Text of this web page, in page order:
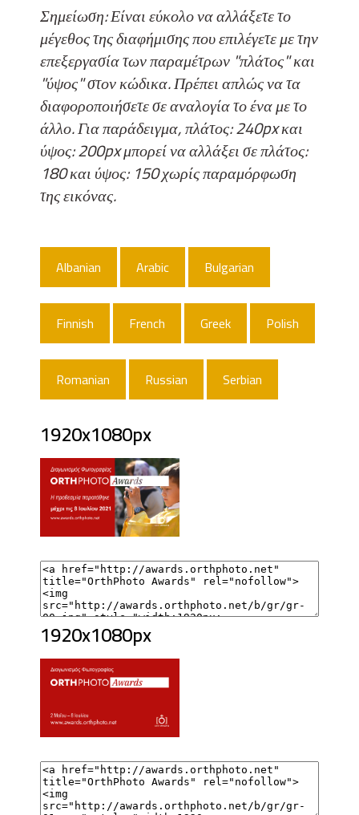
Σημείωση: Είναι εύκολο να αλλάξετε το
μέγεθος της διαφήμισης που επιλέγετε με την
επεξεργασία των παραμέτρων "πλάτος" και
"ύψος" στον κώδικα. Πρέπει απλώς να τα
διαφοροποιήσετε σε αναλογία το ένα με το
άλλο. Για παράδειγμα, πλάτος: 240px και
ύψος: 200px μπορεί να αλλάξει σε πλάτος:
180 και ύψος: 150 χωρίς παραμόρφωση
της εικόνας.
Albanian Arabic Bulgarian
Finnish French Greek Polish
Romanian Russian Serbian
1920x1080px
1920x1080px